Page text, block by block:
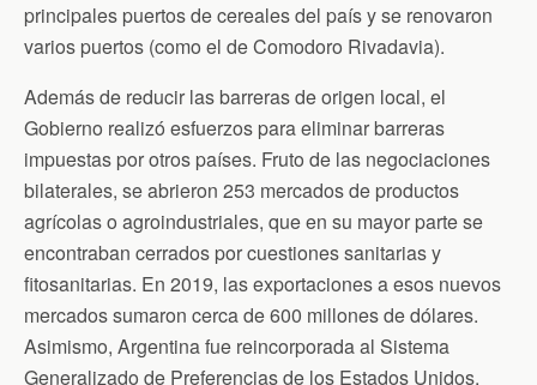
principales puertos de cereales del país y se renovaron
varios puertos (como el de Comodoro Rivadavia).
Además de reducir las barreras de origen local, el
Gobierno realizó esfuerzos para eliminar barreras
impuestas por otros países. Fruto de las negociaciones
bilaterales, se abrieron 253 mercados de productos
agrícolas o agroindustriales, que en su mayor parte se
encontraban cerrados por cuestiones sanitarias y
fitosanitarias. En 2019, las exportaciones a esos nuevos
mercados sumaron cerca de 600 millones de dólares.
Asimismo, Argentina fue reincorporada al Sistema
Generalizado de Preferencias de los Estados Unidos,